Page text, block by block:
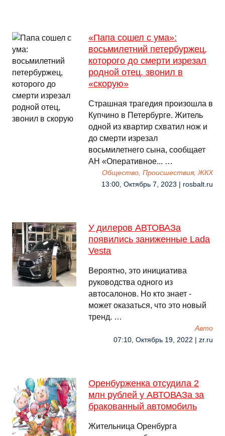
«Папа сошел с ума»:
восьмилетний петербуржец,
которого до смерти изрезал
родной отец, звонил в
«скорую»
Страшная трагедия произошла в
Купчино в Петербурге. Житель
одной из квартир схватил нож и
до смерти изрезал
восьмилетнего сына, сообщает
АН «Оперативное... …
Общество, Происшествия, ЖКХ
13:00, Октябрь 7, 2023 | rosbalt.ru
У дилеров АВТОВАЗа
появились заниженные Lada
Vesta
Вероятно, это инициатива
руководства одного из
автосалонов. Но кто знает -
может оказаться, что это новый
тренд. …
Авто
07:10, Октябрь 19, 2022 | zr.ru
Оренбурженка отсудила 2
млн рублей у АВТОВАЗа за
бракованный автомобиль
Жительница Оренбурга